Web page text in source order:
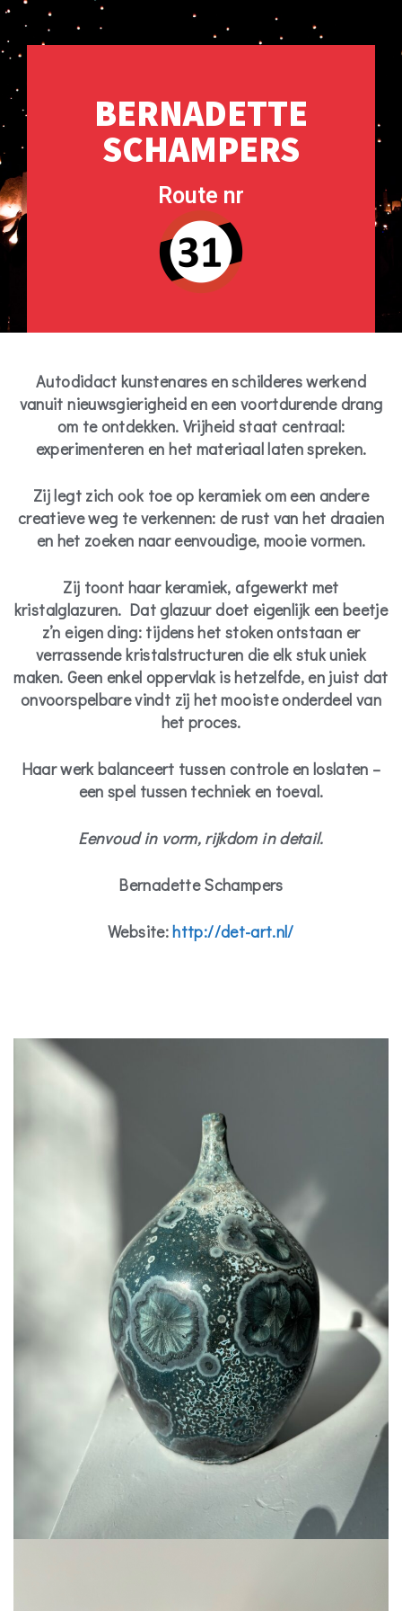
BERNADETTE
SCHAMPERS
Route nr
Autodidact kunstenares en schilderes werkend
vanuit nieuwsgierigheid en een voortdurende drang
om te ontdekken. Vrijheid staat centraal:
experimenteren en het materiaal laten spreken.
Zij legt zich ook toe op keramiek om een andere
creatieve weg te verkennen: de rust van het draaien
en het zoeken naar eenvoudige, mooie vormen.
Zij toont haar keramiek, afgewerkt met
kristalglazuren. Dat glazuur doet eigenlijk een beetje
z’n eigen ding: tijdens het stoken ontstaan er
verrassende kristalstructuren die elk stuk uniek
maken. Geen enkel oppervlak is hetzelfde, en juist dat
onvoorspelbare vindt zij het mooiste onderdeel van
het proces.
Haar werk balanceert tussen controle en loslaten –
een spel tussen techniek en toeval.
Eenvoud in vorm, rijkdom in detail.
Bernadette Schampers
Website:http://det-art.nl/